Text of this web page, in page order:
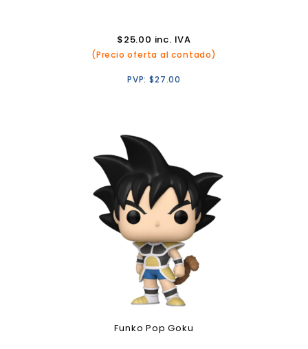
$25.00 inc. IVA
(Precio oferta al contado)
PVP:$27.00
Funko Pop Goku